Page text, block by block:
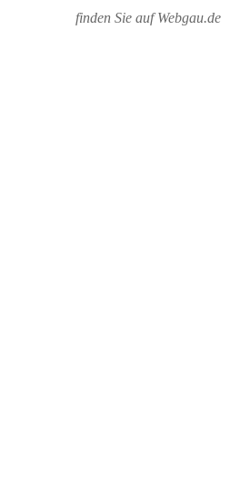
finden Sie auf Webgau.de